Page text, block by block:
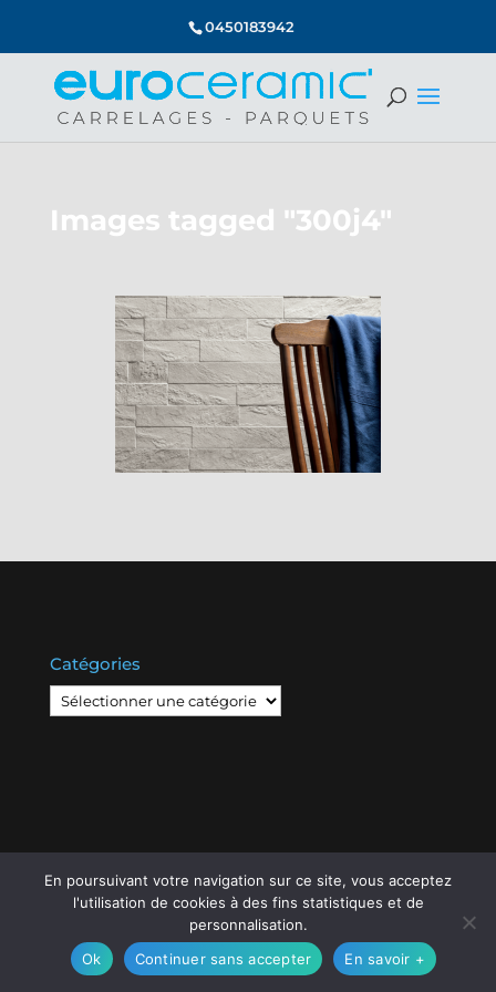
0450183942
Images tagged "300j4"
Catégories
Catégories
© Copyright8082020 -Les Entreprises Locales-
Mentions Légales – RGPD – Protection de la vie
privée – Gestion des cookies
En poursuivant votre navigation sur ce site, vous acceptez
l'utilisation de cookies à des fins statistiques et de
personnalisation.
Ok
Continuer sans accepter En savoir +